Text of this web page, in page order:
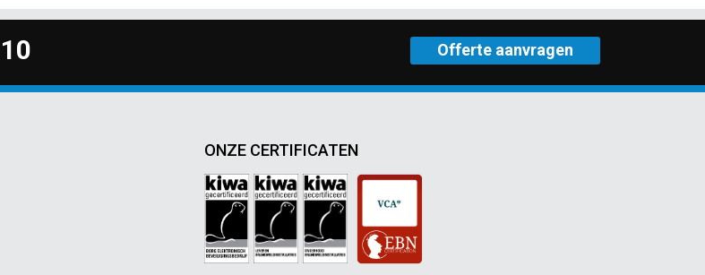
Offerte aanvragen
ONZE CERTIFICATEN